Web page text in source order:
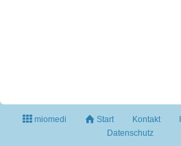
miomedi Start Kontakt
Datenschutz